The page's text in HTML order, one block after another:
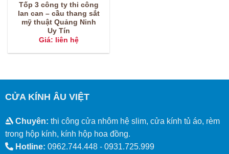
Tốp 3 công ty thi công
lan can – cầu thang sắt
mỹ thuật Quảng Ninh
Uy Tín
Giá: liên hệ
CỬA KÍNH ÂU VIỆT
Chuyên: thi công cửa nhôm hệ slim, cửa kính tủ áo, rèm
trong hộp kính, kính hộp hoa đồng.
Hotline: 0962.744.448 - 0931.725.999